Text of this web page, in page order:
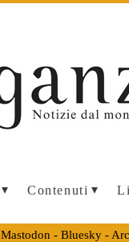
Contenuti
Mastodon - Bluesky-